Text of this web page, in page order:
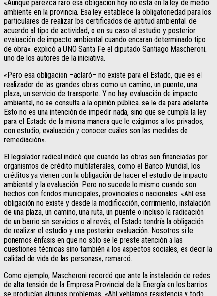
«Aunque parezca raro esa obligación hoy no está en la ley de medio
ambiente en la provincia. Esa ley establece la obligatoriedad para los
particulares de realizar los certificados de aptitud ambiental, de
acuerdo al tipo de actividad, o en su caso el estudio y posterior
evaluación de impacto ambiental cuando encaran determinado tipo
de obra», explicó a UNO Santa Fe el diputado Santiago Mascheroni,
uno de los autores de la iniciativa.
«Pero esa obligación –aclaró– no existe para el Estado, que es el
realizador de las grandes obras como un camino, un puente, una
plaza, un servicio de transporte. Y no hay evaluación de impacto
ambiental, no se consulta a la opinión pública, se le da para adelante.
Esto no es una intención de impedir nada, sino que se cumpla la ley
para el Estado de la misma manera que le exigimos a los privados,
con estudio, evaluación y conocer cuáles son las medidas de
remediación».
El legislador radical indicó que cuando las obras son financiadas por
organismos de crédito multilaterales, como el Banco Mundial, los
créditos ya vienen con la obligación de hacer el estudio de impacto
ambiental y la evaluación. Pero no sucede lo mismo cuando son
hechos con fondos municipales, provinciales o nacionales. «Ahí esa
obligación no existe y desde la modificación, corrimiento, instalación
de una plaza, un camino, una ruta, un puente o incluso la radicación
de un barrio sin servicios o al revés, el Estado tendría la obligación
de realizar el estudio y una posterior evaluación. Nosotros sí le
ponemos énfasis en que no sólo se le preste atención a las
cuestiones técnicas sino también a los aspectos sociales, es decir la
calidad de vida de las personas», remarcó.
Como ejemplo, Mascheroni recordó que ante la instalación de redes
de alta tensión de la Empresa Provincial de la Energía en los barrios
se producían algunos problemas. «Ahí vehíamos resistencia y todo